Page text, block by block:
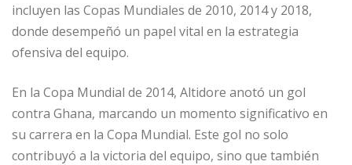
incluyen las Copas Mundiales de 2010, 2014 y 2018,
donde desempeñó un papel vital en la estrategia
ofensiva del equipo.
En la Copa Mundial de 2014, Altidore anotó un gol
contra Ghana, marcando un momento significativo en
su carrera en la Copa Mundial. Este gol no solo
contribuyó a la victoria del equipo, sino que también